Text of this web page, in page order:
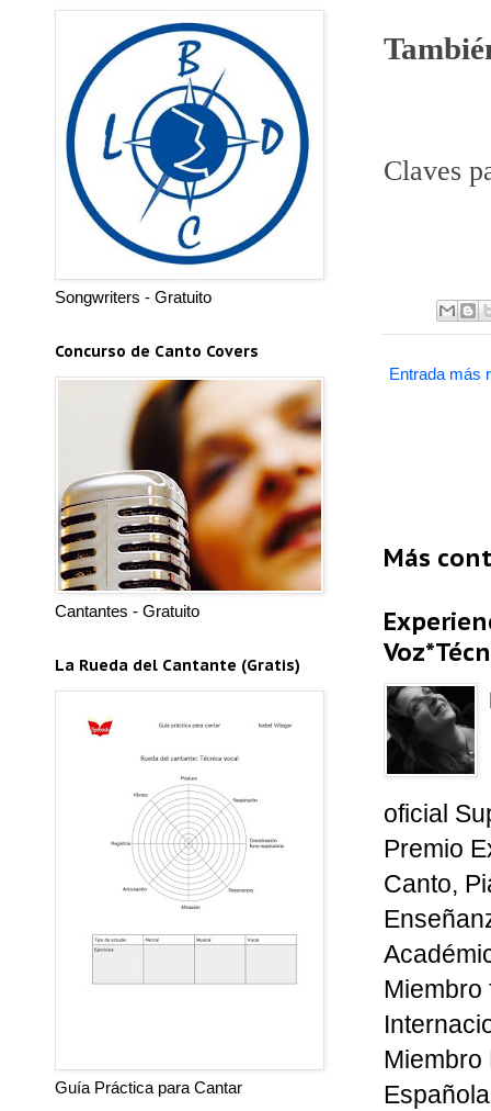
Claves
Entrada más
Más
oficial
Premio
Canto,
Miembro
Miembro
Songwriters - Gratuito
Concurso de Canto Covers
Cantantes - Gratuito
La Rueda del Cantante (Gratis)
Guía Práctica para Cantar